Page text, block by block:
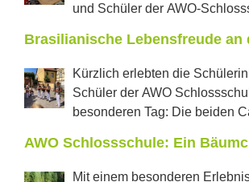
und Schüler der AWO-
Roboter und selbstfahrende Autos
jeweils zwei Projekttagen konnten die
erproben, was in den vom Förderverein
mit einer Förderung der LEADER
Wert von über 6600 € steckt. Frau
Brasilianische Lebensfreude an
Kürzlich erlebten die
Schüler der AWO
besonderen Tag: Die beiden
gemeinsam mit weiteren drei
Capoeiratrainern an die Schule. Einer
AWO Schlossschule: Ein
Mit einem besonderen